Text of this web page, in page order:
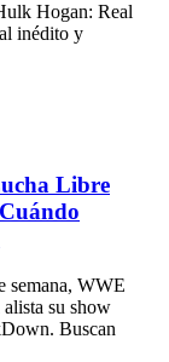
Hogan: Real
inédito y
Libre
semana, WWE
su show
Buscan